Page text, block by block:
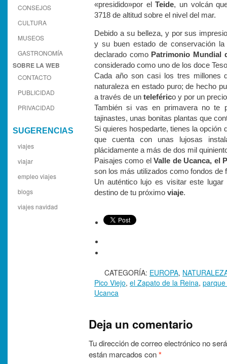
CONSEJOS
CULTURA
MUSEOS
GASTRONOMÍA
SOBRE LA WEB
CONTACTO
PUBLICIDAD
PRIVACIDAD
SUGERENCIAS
viajes
viajar
empleo viajes
blogs
viajes navidad
«presidido»por elTeide, un volcán
3718 de altitud sobre el nivel del mar.
Debido a su belleza, y por sus
y su buen estado de conservación la
declarado como Patrimonio Mundial
considerado como uno de los doce
Cada año son casi los tres millones
naturaleza en estado puro; de hecho
a través de un teleférico y por un
También si vas en primavera no te
tajinastes, unas bonitas plantas que
Si quieres hospedarte, tienes la opción
que cuenta con unas lujosas
plácidamente a más de dos mil
Paisajes como elValle de Ucanca, el
son los más utilizados como fondos de
Un auténtico lujo es visitar este
destino de tu próximo viaje.
CATEGORÍA: EUROPA,
Pico Viejo, el Zapato de la Reina,
Ucanca
Deja un comentario
Tu dirección de correo electrónico no
están marcados con*